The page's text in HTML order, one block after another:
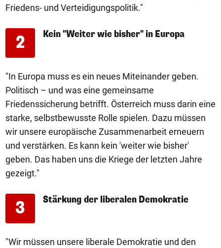
Friedens- und Verteidigungspolitik."
2 Kein "Weiter wie bisher" in Europa
"In Europa muss es ein neues Miteinander geben.
Politisch – und was eine gemeinsame
Friedenssicherung betrifft. Österreich muss darin eine
starke, selbstbewusste Rolle spielen. Dazu müssen
wir unsere europäische Zusammenarbeit erneuern
und verstärken. Es kann kein 'weiter wie bisher'
geben. Das haben uns die Kriege der letzten Jahre
gezeigt."
3 Stärkung der liberalen Demokratie
"Wir müssen unsere liberale Demokratie und den